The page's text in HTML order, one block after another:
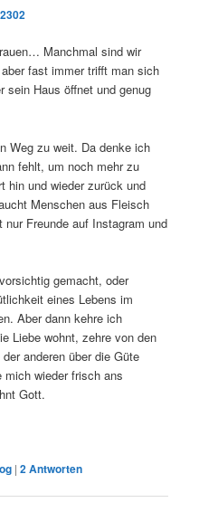
Manchmal sind wir
fast immer trifft man sich
sein Haus öffnet und genug
Weg zu weit. Da denke ich
fehlt, um noch mehr zu
hin und wieder zurück und
Menschen aus Fleisch
Freunde auf Instagram und
gemacht, oder
eines Lebens im
Aber dann kehre ich
Liebe wohnt, zehre von den
anderen über die Güte
mich wieder frisch ans
Gott.
|2Antworten